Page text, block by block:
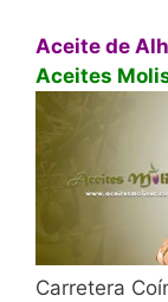
Aceite de
Aceites
Carretera